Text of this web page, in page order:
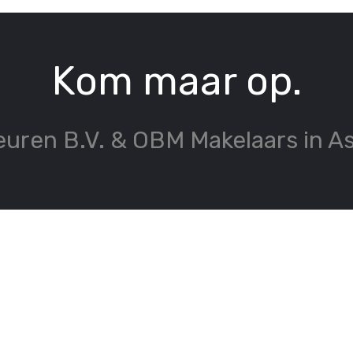
Kom maar op.
B.V. & OBM Makelaars in